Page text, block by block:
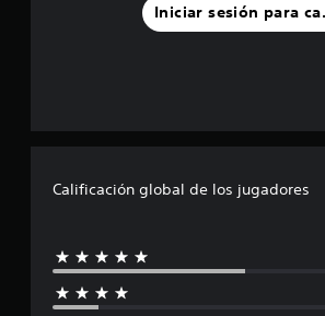
Iniciar sesión para
Calificación global de los jugadores